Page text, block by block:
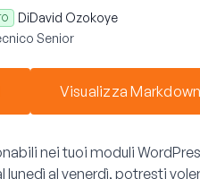
DiDavid Ozokoye
Senior
Visualizza Markdown
nei tuoi moduli
lunedì al venerdì, potresti